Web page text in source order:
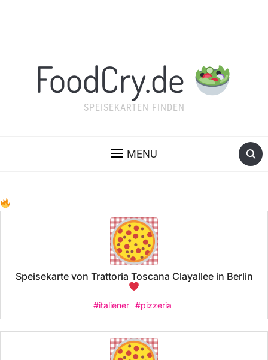
FoodCry.de
SPEISEKARTEN FINDEN
MENU
Speisekarte von Trattoria Toscana Clayallee in Berlin
#italiener #pizzeria